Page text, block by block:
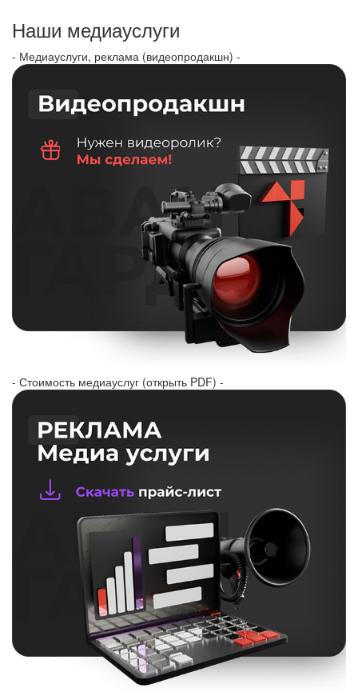
Наши медиауслуги
- Медиауслуги, реклама (видеопродакшн) -
- Стоимость медиауслуг (открыть PDF) -